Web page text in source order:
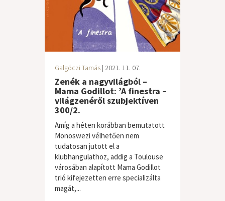
Galgóczi Tamás | 2021. 11. 07.
Zenék a nagyvilágból –
Mama Godillot: ’A finestra –
világzenéről szubjektíven
300/2.
Amíg a héten korábban bemutatott
Monoswezi vélhetően nem
tudatosan jutott el a
klubhangulathoz, addig a Toulouse
városában alapított Mama Godillot
trió kifejezetten erre specializálta
magát,...
világzene / folk